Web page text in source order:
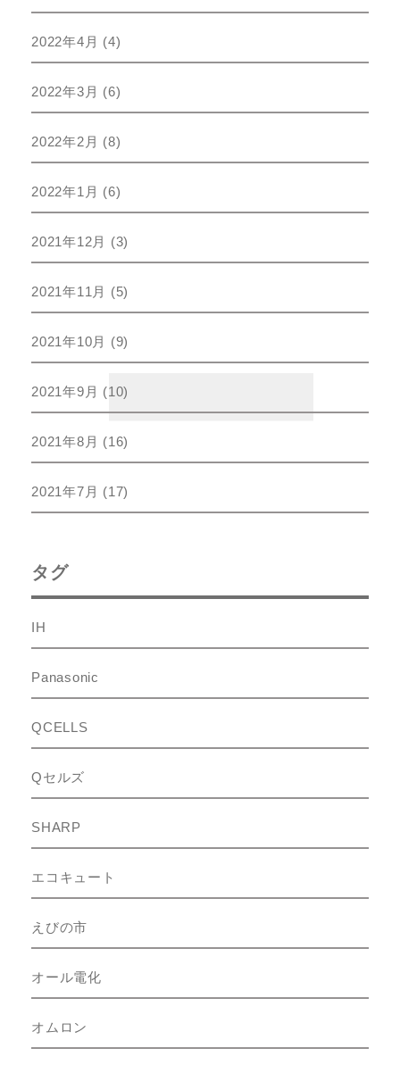
2022年4月 (4)
2022年3月 (6)
2022年2月 (8)
2022年1月 (6)
2021年12月 (3)
2021年11月 (5)
2021年10月 (9)
2021年9月 (10)
2021年8月 (16)
2021年7月 (17)
タグ
IH
Panasonic
QCELLS
Qセルズ
SHARP
エコキュート
えびの市
オール電化
オムロン